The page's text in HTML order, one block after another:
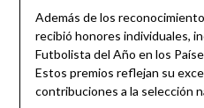
Además de los
recibió honores individuales,
Futbolista del Año en los
Estos premios reflejan su
contribuciones a la selección